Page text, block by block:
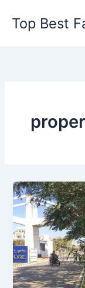
content
Top Best